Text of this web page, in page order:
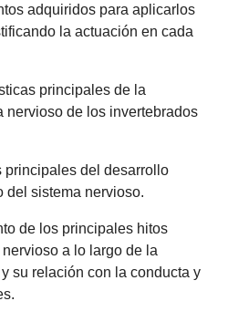
adquiridos para aplicarlos
la actuación en cada
principales de la
nervioso de los invertebrados
del desarrollo
del sistema nervioso.
de los principales hitos
a lo largo de la
su relación con la conducta y